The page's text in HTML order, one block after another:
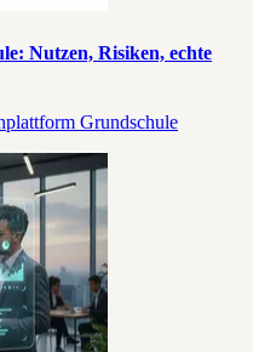
Nutzen, Risiken, echte
Grundschule